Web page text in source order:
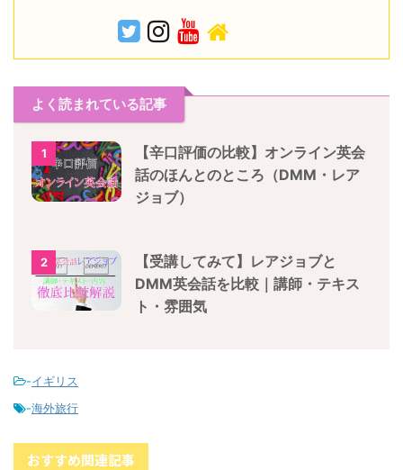
よく読まれている記事
1
【辛口評価の比較】オンライン英会
話のほんとのところ（DMM・レア
ジョブ）
2
【受講してみて】レアジョブと
DMM英会話を比較｜講師・テキス
ト・雰囲気
-イギリス
-海外旅行
おすすめ関連記事